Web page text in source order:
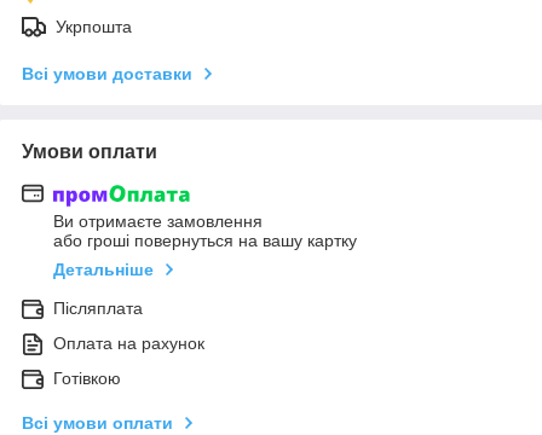
Укрпошта
Всі умови доставки
Умови оплати
Ви отримаєте замовлення
або гроші повернуться на вашу картку
Детальніше
Післяплата
Оплата на рахунок
Готівкою
Всі умови оплати